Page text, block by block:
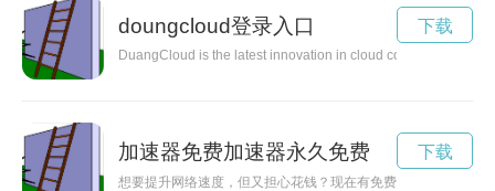
doungcloud登录入口
DuangCloud is the latest innovation in cloud computing
下载
加速器免费加速器永久免费
想要提升网络速度，但又担心花钱？现在有免费试用的加速器
下载